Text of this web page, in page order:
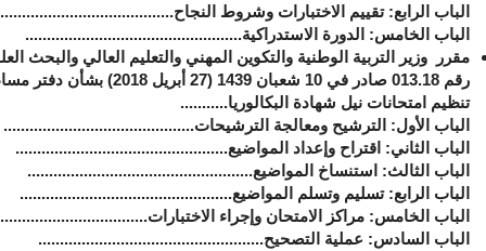
الباب الرابع: ‏تقييم الاختبارات وشروط النجاح........................................
الباب الخامس: ‏الدورة الاستدراكية..................................................
مقرر
وزير التربية الوطنية والتكوين المهني والتعليم العالي والبحث
رقم 013.18 صادر في 10 شعبان 1439
(27 أبريل 2018)
بشأن دفتر
تنظيم امتحانات نيل شهادة البكالوريا...........
الباب الأول: ‏الترشيح ومعالجة الترشيحات............................................
الباب الثاني: ‏اقتراح وإعداد المواضيع.................................................
الباب الثالث: ‏استنساخ المواضيع....................................................
الباب الرابع: ‏تسليم وتسلم المواضيع.................................................
الباب الخامس: ‏مراكز الامتحان وإجراء
الباب السادس: ‏عملية التصحيح....................................................